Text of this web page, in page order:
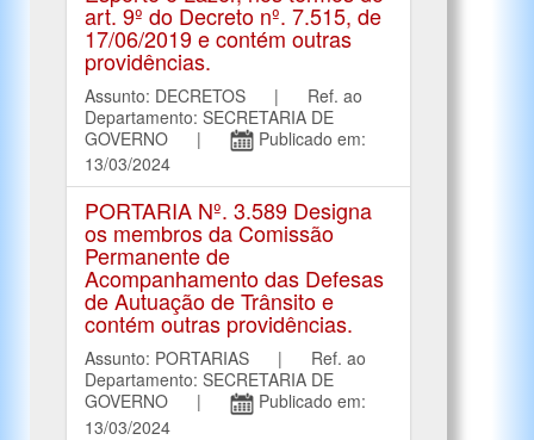
art. 9º do Decreto nº. 7.515, de
17/06/2019 e contém outras
providências.
Assunto: DECRETOS | Ref. ao
Departamento: SECRETARIA DE
GOVERNO |
Publicado em:
13/03/2024
PORTARIA Nº. 3.589 Designa
os membros da Comissão
Permanente de
Acompanhamento das Defesas
de Autuação de Trânsito e
contém outras providências.
Assunto: PORTARIAS | Ref. ao
Departamento: SECRETARIA DE
GOVERNO |
Publicado em:
13/03/2024